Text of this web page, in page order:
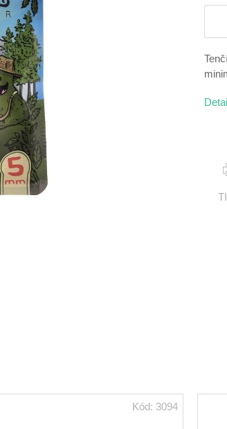
Kód: 3094